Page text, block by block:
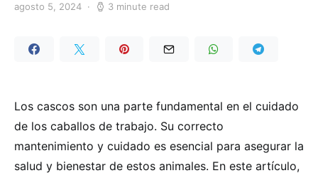
agosto 5, 2024 3 minute read
Los cascos son una parte fundamental en el cuidado
de los caballos de trabajo. Su correcto
mantenimiento y cuidado es esencial para asegurar la
salud y bienestar de estos animales. En este artículo,